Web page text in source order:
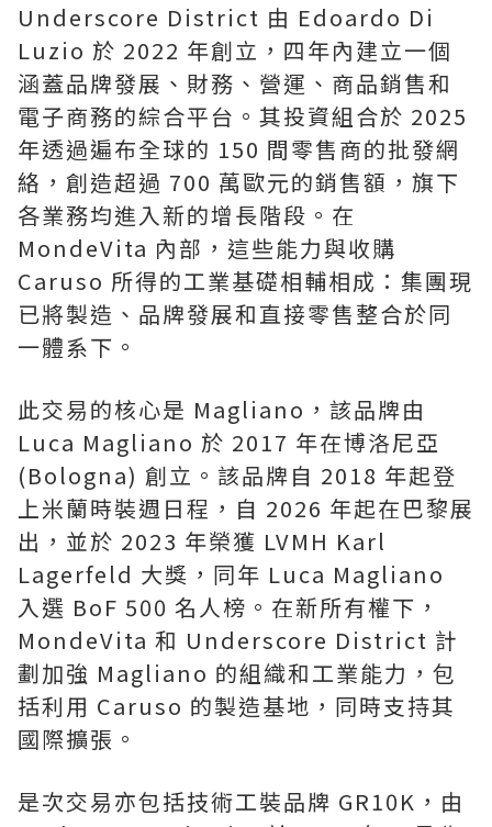
Underscore District 由 Edoardo Di
Luzio 於 2022 年創立，四年內建立一個
涵蓋品牌發展、財務、營運、商品銷售和
電子商務的綜合平台。其投資組合於 2025
年透過遍布全球的 150 間零售商的批發網
絡，創造超過 700 萬歐元的銷售額，旗下
各業務均進入新的增長階段。在
MondeVita 內部，這些能力與收購
Caruso 所得的工業基礎相輔相成：集團現
已將製造、品牌發展和直接零售整合於同
一體系下。
此交易的核心是 Magliano，該品牌由
Luca Magliano 於 2017 年在博洛尼亞
(Bologna) 創立。該品牌自 2018 年起登
上米蘭時裝週日程，自 2026 年起在巴黎展
出，並於 2023 年榮獲 LVMH Karl
Lagerfeld 大獎，同年 Luca Magliano
入選 BoF 500 名人榜。在新所有權下，
MondeVita 和 Underscore District 計
劃加強 Magliano 的組織和工業能力，包
括利用 Caruso 的製造基地，同時支持其
國際擴張。
是次交易亦包括技術工裝品牌 GR10K，由